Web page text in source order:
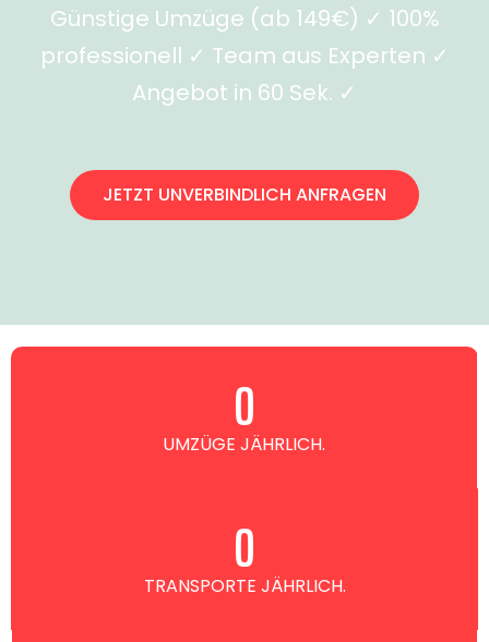
Günstige Umzüge (ab 149€) ✓ 100%
professionell ✓ Team aus Experten ✓
Angebot in 60 Sek. ✓
JETZT UNVERBINDLICH ANFRAGEN
UMZÜGE JÄHRLICH.
0
TRANSPORTE JÄHRLICH.
0